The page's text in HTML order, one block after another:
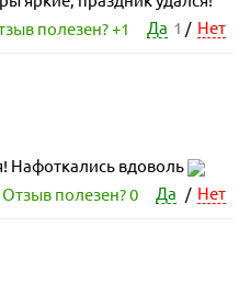
Да 1 / Нет
полезен?+1
Нафоткались вдоволь
Да / Нет
Отзыв полезен?0